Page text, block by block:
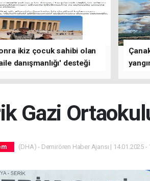
ikiz çocuk sahibi olan
danışmanlığı' desteği
Gazi
(DHA) - Demirören Haber Ajansı | 14.01.2025